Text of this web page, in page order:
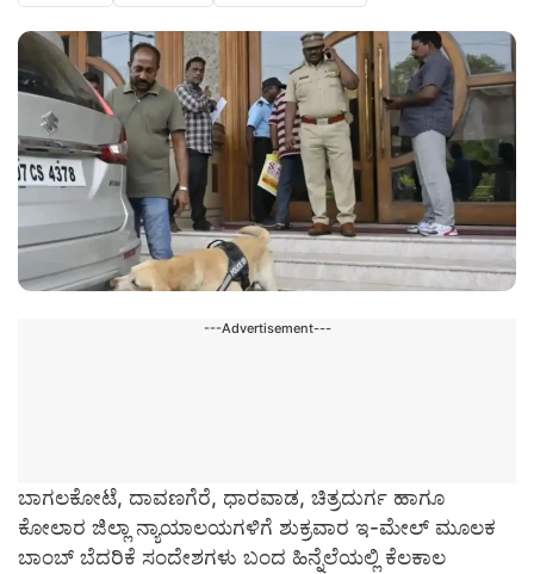
---Advertisement---
ಬಾಗಲಕೋಟೆ, ದಾವಣಗೆರೆ, ಧಾರವಾಡ, ಚಿತ್ರದುರ್ಗ ಹಾಗೂ
ಕೋಲಾರ ಜಿಲ್ಲಾ ನ್ಯಾಯಾಲಯಗಳಿಗೆ ಶುಕ್ರವಾರ ಇ-ಮೇಲ್ ಮೂಲಕ
ಬಾಂಬ್ ಬೆದರಿಕೆ ಸಂದೇಶಗಳು ಬಂದ ಹಿನ್ನೆಲೆಯಲ್ಲಿ ಕೆಲಕಾಲ